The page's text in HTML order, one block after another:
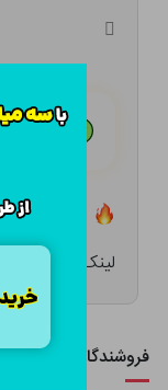
لینک کوتاه:
فروشندگان این کالا